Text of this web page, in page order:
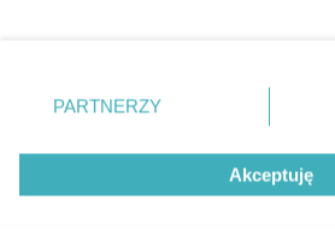
Gliwice
prywatności znajdujący się w lewym
. Niektóre rodzaje przetwarzania
zgody użytkownika, ale masz prawo
takiemu przetwarzaniu. Preferencje
zastosowania tylko na tej witrynie.
PARTNERZY
Akceptuję